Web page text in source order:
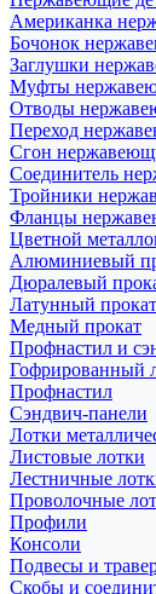
Американка
Бочонок
Заглушки
Муфты
Отводы
Переход
Сгон
Соединитель
Тройники
Фланцы
Цветной
Алюминиевый
Дюралевый
Латунный прокат
Медный прокат
Профнастил и
Гофрированный
Профнастил
Сэндвич-панели
Лотки
Листовые лотки
Лестничные
Проволочные
Профили
Консоли
Подвесы и
Скобы и